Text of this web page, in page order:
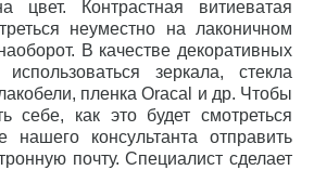
цвет. Контрастная витиеватая
неуместно на лаконичном
В качестве декоративных
зеркала, стекла
пленка Oracal и др. Чтобы
себе, как это будет смотреться
нашего консультанта отправить
почту. Специалист сделает